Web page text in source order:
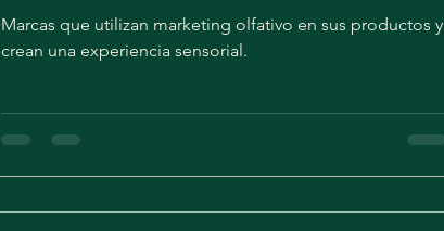
Marcas que utilizan marketing olfativo en sus productos y
crean una experiencia sensorial.